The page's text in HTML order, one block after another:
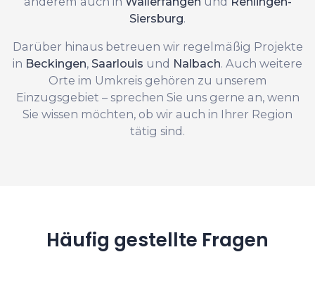
Siersburg.
Darüber hinaus betreuen wir regelmäßig Projekte
in Beckingen, Saarlouis und Nalbach. Auch weitere
Orte im Umkreis gehören zu unserem
Einzugsgebiet – sprechen Sie uns gerne an, wenn
Sie wissen möchten, ob wir auch in Ihrer Region
tätig sind.
Häufig gestellte Fragen